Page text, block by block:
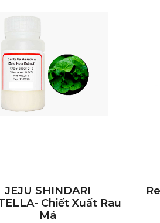
JEJU SHINDARI
Chiết Xuất Rau
Má